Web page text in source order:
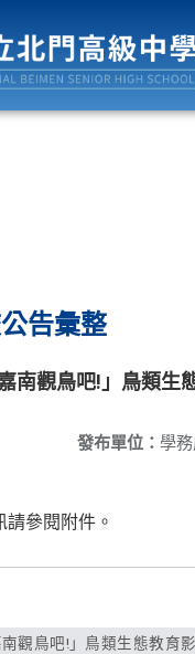
告彙整
南觀鳥吧!」鳥類生
發布單位： 學
請參閱附件。
南觀鳥吧!」鳥類生態教育